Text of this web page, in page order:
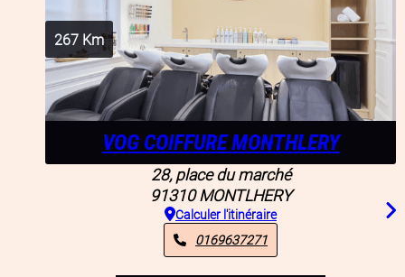
267 Km
VOG COIFFURE MONTHLERY
28, place du marché
91310 MONTLHERY
Calculer l'itinéraire
0169637271